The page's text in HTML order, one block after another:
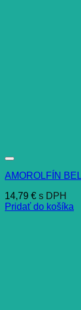
AMOROLFÍN
14,79 € s DPH
Pridať do košíka